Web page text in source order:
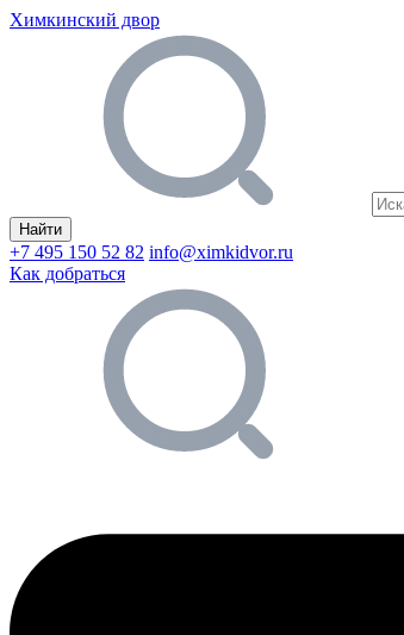
Химкинский двор
Найти
+7 495 150 52 82 info@ximkidvor.ru
Как добраться